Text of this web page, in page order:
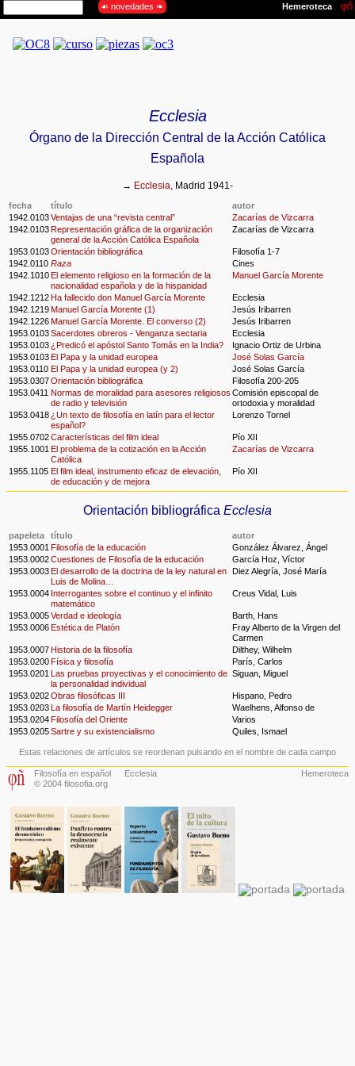
Ecclesia
Órgano de la Dirección Central de la Acción Católica
Española
→ Ecclesia, Madrid 1941-
fecha título
autor
1942.0103 Ventajas de una “revista central”
Zacarías de Vizcarra
1942.0103 Representación gráfica de la organización
general de la Acción Católica Española
Zacarías de Vizcarra
1953.0103 Orientación bibliográfica
Filosofía 1-7
1942.0110 Raza
Cines
1942.1010 El elemento religioso en la formación de la
nacionalidad española y de la hispanidad
Manuel García Morente
1942.1212 Ha fallecido don Manuel García Morente
Ecclesia
1942.1219 Manuel García Morente (1)
Jesús Iribarren
1942.1226 Manuel García Morente. El converso (2)
Jesús Iribarren
1953.0103 Sacerdotes obreros - Venganza sectaria
Ecclesia
1953.0103 ¿Predicó el apóstol Santo Tomás en la India?
Ignacio Ortiz de Urbina
1953.0103 El Papa y la unidad europea
José Solas García
1953.0110 El Papa y la unidad europea (y 2)
José Solas García
1953.0307 Orientación bibliográfica
Filosofía 200-205
1953.0411 Normas de moralidad para asesores religiosos
de radio y televisión
Comisión episcopal de
ortodoxia y moralidad
1953.0418 ¿Un texto de filosofía en latín para el lector
español?
Lorenzo Tornel
1955.0702 Características del film ideal
Pío XII
1955.1001 El problema de la cotización en la Acción
Católica
Zacarías de Vizcarra
1955.1105 El film ideal, instrumento eficaz de elevación,
de educación y de mejora
Pío XII
Orientación bibliográfica Ecclesia
papeleta título
autor
1953.0001 Filosofía de la educación
González Álvarez, Ángel
1953.0002 Cuestiones de Filosofía de la educación
García Hoz, Víctor
1953.0003 El desarrollo de la doctrina de la ley natural en
Luis de Molina…
Diez Alegría, José María
1953.0004 Interrogantes sobre el continuo y el infinito
matemático
Creus Vidal, Luis
1953.0005 Verdad e ideología
Barth, Hans
1953.0006 Estética de Platón
Fray Alberto de la Virgen del
Carmen
1953.0007 Historia de la filosofía
Dilthey, Wilhelm
1953.0200 Física y filosofía
París, Carlos
1953.0201 Las pruebas proyectivas y el conocimiento de
la personalidad individual
Siguan, Miguel
1953.0202 Obras filosóficas III
Hispano, Pedro
1953.0203 La filosofía de Martín Heidegger
Waelhens, Alfonso de
1953.0204 Filosofía del Oriente
Varios
1953.0205 Sartre y su existencialismo Quiles, Ismael
Estas relaciones de artículos se reordenan pulsando en el nombre de cada campo
Filosofía en español
© 2004 filosofia.org
Ecclesia Hemeroteca